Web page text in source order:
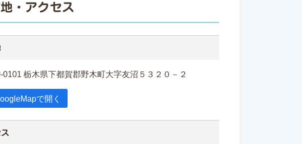
・アクセス
0101 栃木県下都賀郡野木町大字友沼５３２０－２
で開く